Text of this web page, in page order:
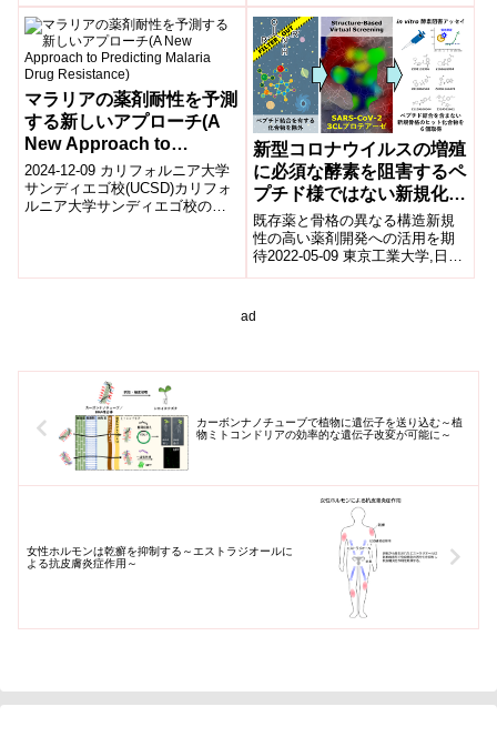
testing)
マラリアの薬剤耐性を予測
する新しいアプローチ(A
New Approach to
Predicting Malaria Drug
Resistance)
2024-12-09 カリフォルニア大学
サンディエゴ校(UCSD)カリフォ
ルニア大学サンディエゴ校の研
新型コロナウイルスの増殖
に必須な酵素を阻害するペ
プチド様ではない新規化合
物群を発見
既存薬と骨格の異なる構造新規
性の高い薬剤開発への活用を期
待2022-05-09 東京工業大学,日本
医療研究開発機構要点 SARS-
ad
カーボンナノチューブで植物に遺伝子を送り込む～植
物ミトコンドリアの効率的な遺伝子改変が可能に～
女性ホルモンは乾癬を抑制する～エストラジオールに
よる抗皮膚炎症作用～